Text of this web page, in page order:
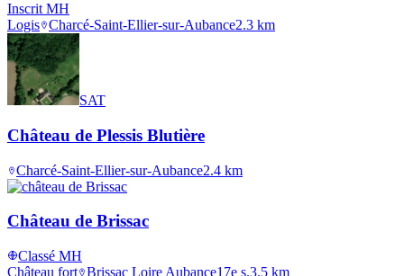
Inscrit MH
Logis Charcé-Saint-Ellier-sur-Aubance2.3 km
SAT
Château de Plessis Blutière
Charcé-Saint-Ellier-sur-Aubance2.4 km
Château de Brissac
Classé MH
Château fort Brissac Loire Aubance17e s.3.5 km